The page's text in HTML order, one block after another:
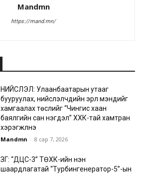
Mandmn
https://mand.mn/
НИЙСЛЭЛ: Улаанбаатарын утааг
бууруулах, нийслэлчүүдийн эрүүл мэндийг
хамгаалах төслийг “Чингис хаан
баялгийн сан нэгдэл” ХХК-тай хамтран
хэрэгжүүлнэ
Mandmn - 8 сар 7, 2026
ЗГ: “ДЦС-3” ТӨХК-ийн нэн
шаардлагатай “Турбингенератор-5”-ын